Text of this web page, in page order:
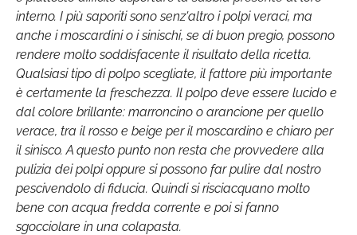
interno. I più saporiti sono senz'altro i polpi veraci, ma
anche i moscardini o i sinischi, se di buon pregio, possono
rendere molto soddisfacente il risultato della ricetta.
Qualsiasi tipo di polpo scegliate, il fattore più importante
è certamente la freschezza. Il polpo deve essere lucido e
dal colore brillante: marroncino o arancione per quello
verace, tra il rosso e beige per il moscardino e chiaro per
il sinisco. A questo punto non resta che provvedere alla
pulizia dei polpi oppure si possono far pulire dal nostro
pescivendolo di fiducia. Quindi si risciacquano molto
bene con acqua fredda corrente e poi si fanno
sgocciolare in una colapasta.